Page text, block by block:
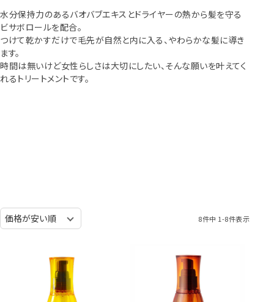
水分保持力のあるバオバブエキスとドライヤーの熱から髪を守る
ビサボロールを配合。
つけて乾かすだけで毛先が自然と内に入る、やわらかな髪に導き
ます。
時間は無いけど女性らしさは大切にしたい、そんな願いを叶えてく
れるトリートメントです。
8件中 1-8件表示